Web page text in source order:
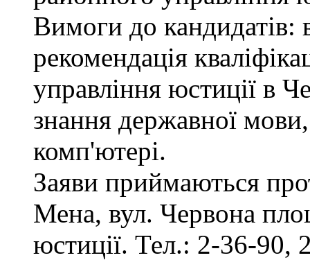
Вимоги до
рекомендація
управління юстиції в
знання державної
комп'ютері.
Заяви приймаються
Мена, вул. Червона
юстиції. Тел.: 2-36-90,